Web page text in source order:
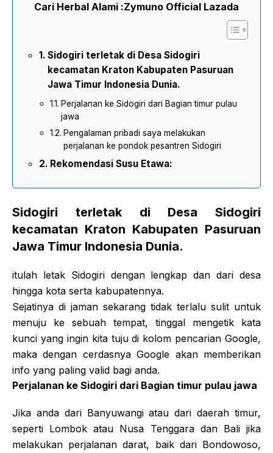
Cari Herbal Alami :Zymuno Official Lazada
Sidogiri terletak di Desa Sidogiri
kecamatan Kraton Kabupaten Pasuruan
Jawa Timur Indonesia Dunia.
Perjalanan ke Sidogiri dari Bagian timur pulau
jawa
Pengalaman pribadi saya melakukan
perjalanan ke pondok pesantren Sidogiri
Rekomendasi Susu Etawa:
Sidogiri terletak di Desa Sidogiri
kecamatan Kraton Kabupaten Pasuruan
Jawa Timur Indonesia Dunia.
itulah letak Sidogiri dengan lengkap dan dari desa
hingga kota serta kabupatennya.
Sejatinya di jaman sekarang tidak terlalu sulit untuk
menuju ke sebuah tempat, tinggal mengetik kata
kunci yang ingin kita tuju di kolom pencarian Google,
maka dengan cerdasnya Google akan memberikan
info yang paling valid bagi anda.
Perjalanan ke Sidogiri dari Bagian timur pulau jawa
Jika anda dari Banyuwangi atau dari daerah timur,
seperti Lombok atau Nusa Tenggara dan Bali jika
melakukan perjalanan darat, baik dari Bondowoso,